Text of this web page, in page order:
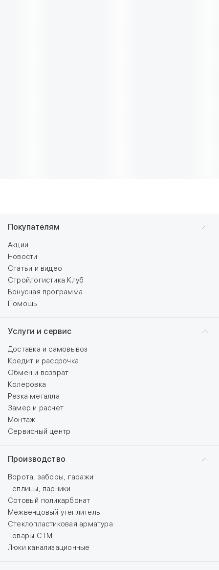
Покупателям
Акции
Новости
Статьи и видео
Стройлогистика Клуб
Бонусная программа
Помощь
Услуги и сервис
Доставка и самовывоз
Кредит и рассрочка
Обмен и возврат
Колеровка
Резка металла
Замер и расчет
Монтаж
Сервисный центр
Производство
Ворота, заборы, гаражи
Теплицы, парники
Сотовый поликарбонат
Межвенцовый утеплитель
Стеклопластиковая арматура
Товары СТМ
Люки канализационные